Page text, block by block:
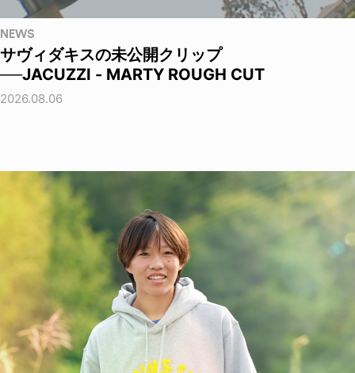
NEWS
サヴィダキスの未公開クリップ
──JACUZZI - MARTY ROUGH CUT
2026.08.06